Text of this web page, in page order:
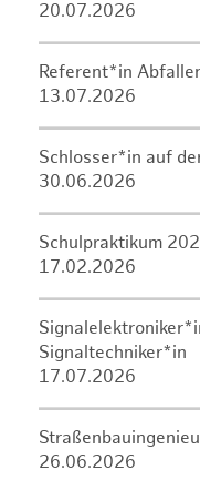
20.07.2026
Referent*in
13.07.2026
Schlosser*in auf
30.06.2026
Schulpraktikum
17.02.2026
Signaltechniker*in
17.07.2026
26.06.2026